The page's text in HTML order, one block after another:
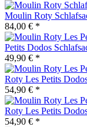
Moulin Roty
84,00 € *
Petits Dodos
49,90 € *
Roty Les Petits
54,90 € *
Roty Les Petits
54,90 € *